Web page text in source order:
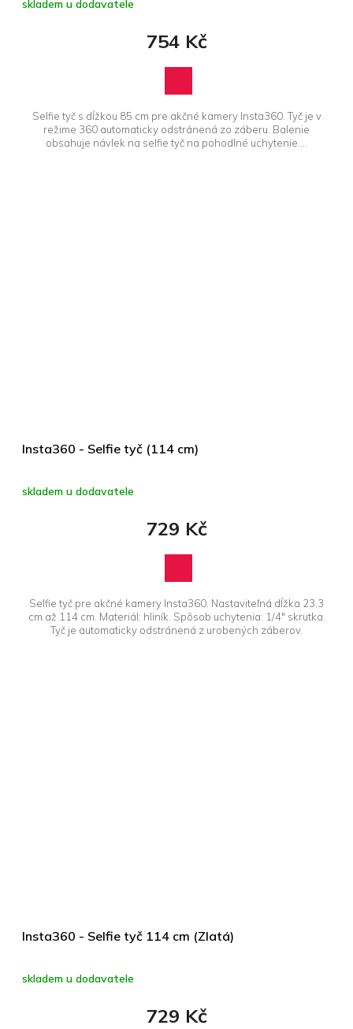
skladem u dodavatele
754 Kč
Selfie tyč s dĺžkou 85 cm pre akčné kamery Insta360. Tyč je v
režime 360 ​​automaticky odstránená zo záberu. Balenie
obsahuje návlek na selfie tyč na pohodlné uchytenie....
Insta360 - Selfie tyč (114 cm)
skladem u dodavatele
729 Kč
Selfie tyč pre akčné kamery Insta360. Nastaviteľná dĺžka 23,3
cm až 114 cm. Materiál: hliník. Spôsob uchytenia: 1/4" skrutka.
Tyč je automaticky odstránená z urobených záberov.
Insta360 - Selfie tyč 114 cm (Zlatá)
skladem u dodavatele
729 Kč